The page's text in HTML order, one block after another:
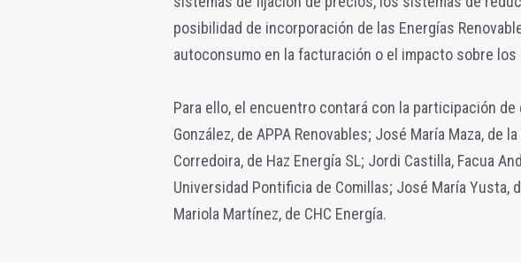
posibilidad de incorporación de las Energías
autoconsumo en la facturación o el impacto sobre
Para ello, el encuentro contará con la participación
González, de APPA Renovables; José María Maza, de
Corredoira, de Haz Energía SL; Jordi Castilla, Facua
Universidad Pontificia de Comillas; José María Yusta,
Mariola Martínez, de CHC Energía.